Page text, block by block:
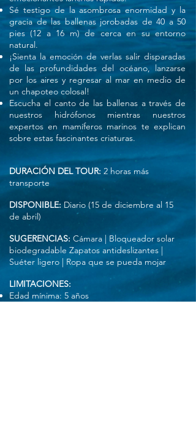
Sé testigo de la asombrosa enormidad y la
gracia de las ballenas jorobadas de 40 a 50
pies (12 a 16 m) de cerca en su entorno
natural.
¡Sienta la emoción de verlas salir disparadas
de las profundidades del océano, lanzarse
por los aires y regresar al mar en medio de
un chapoteo colosal!
Escucha el canto de las ballenas a través de
nuestros hidrófonos mientras nuestros
expertos en mamíferos marinos te explican
sobre estas fascinantes criaturas.
DURACIÓN DEL TOUR: 2 horas más
transporte
DISPONIBLE: Diario (15 de diciembre al 15
de abril)
SUGERENCIAS: Cámara | Bloqueador solar
biodegradable Zapatos antideslizantes |
Suéter ligero | Ropa que se pueda mojar
LIMITACIONES:
Edad mínima: 5 años